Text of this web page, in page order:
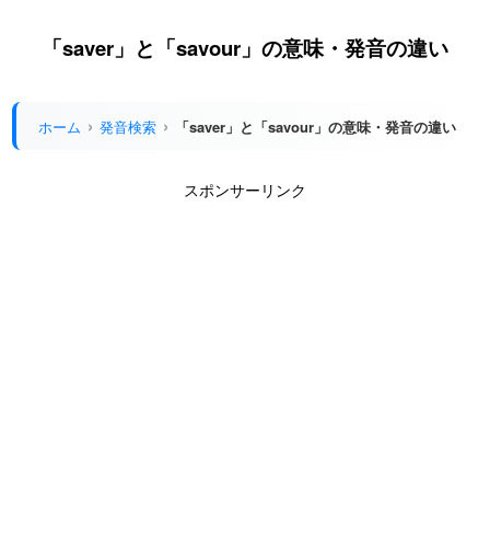
「saver」と「savour」の意味・発音の違い
ホーム 発音検索 「saver」と「savour」の意味・発音の違い
スポンサーリンク